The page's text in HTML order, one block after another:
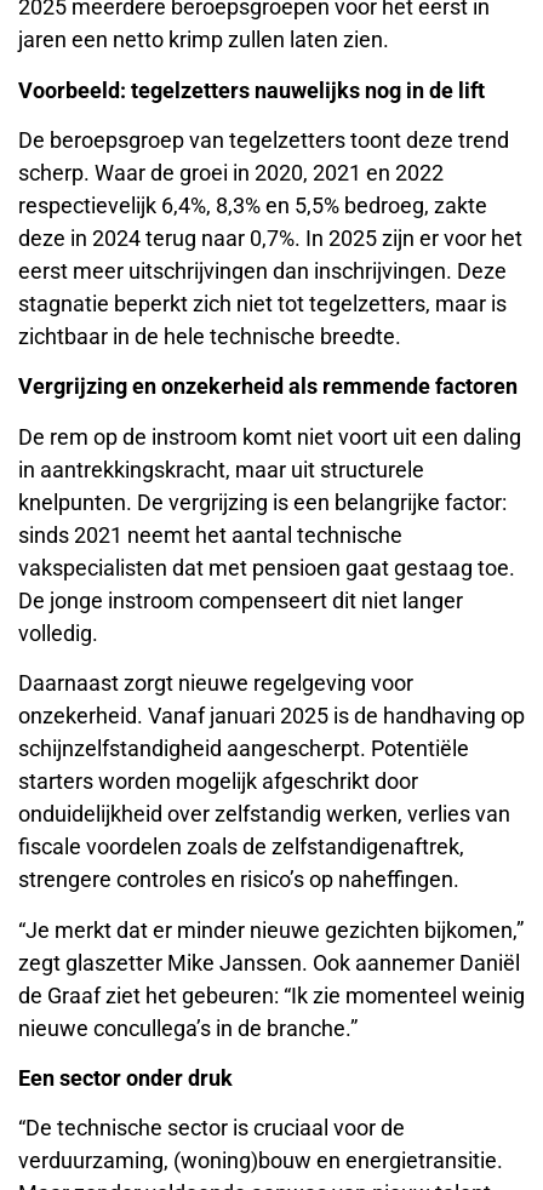
2025 meerdere beroepsgroepen voor het eerst in
jaren een netto krimp zullen laten zien.
Voorbeeld: tegelzetters nauwelijks nog in de lift
De beroepsgroep van tegelzetters toont deze trend
scherp. Waar de groei in 2020, 2021 en 2022
respectievelijk 6,4%, 8,3% en 5,5% bedroeg, zakte
deze in 2024 terug naar 0,7%. In 2025 zijn er voor het
eerst meer uitschrijvingen dan inschrijvingen. Deze
stagnatie beperkt zich niet tot tegelzetters, maar is
zichtbaar in de hele technische breedte.
Vergrijzing en onzekerheid als remmende factoren
De rem op de instroom komt niet voort uit een daling
in aantrekkingskracht, maar uit structurele
knelpunten. De vergrijzing is een belangrijke factor:
sinds 2021 neemt het aantal technische
vakspecialisten dat met pensioen gaat gestaag toe.
De jonge instroom compenseert dit niet langer
volledig.
Daarnaast zorgt nieuwe regelgeving voor
onzekerheid. Vanaf januari 2025 is de handhaving op
schijnzelfstandigheid aangescherpt. Potentiële
starters worden mogelijk afgeschrikt door
onduidelijkheid over zelfstandig werken, verlies van
fiscale voordelen zoals de zelfstandigenaftrek,
strengere controles en risico’s op naheffingen.
“Je merkt dat er minder nieuwe gezichten bijkomen,”
zegt glaszetter Mike Janssen. Ook aannemer Daniël
de Graaf ziet het gebeuren: “Ik zie momenteel weinig
nieuwe concullega’s in de branche.”
Een sector onder druk
“De technische sector is cruciaal voor de
verduurzaming, (woning)bouw en energietransitie.